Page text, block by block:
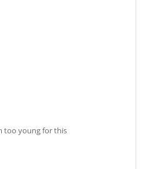
too young for this